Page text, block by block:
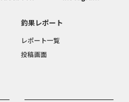
釣果レポート
レポート一覧
投稿画面